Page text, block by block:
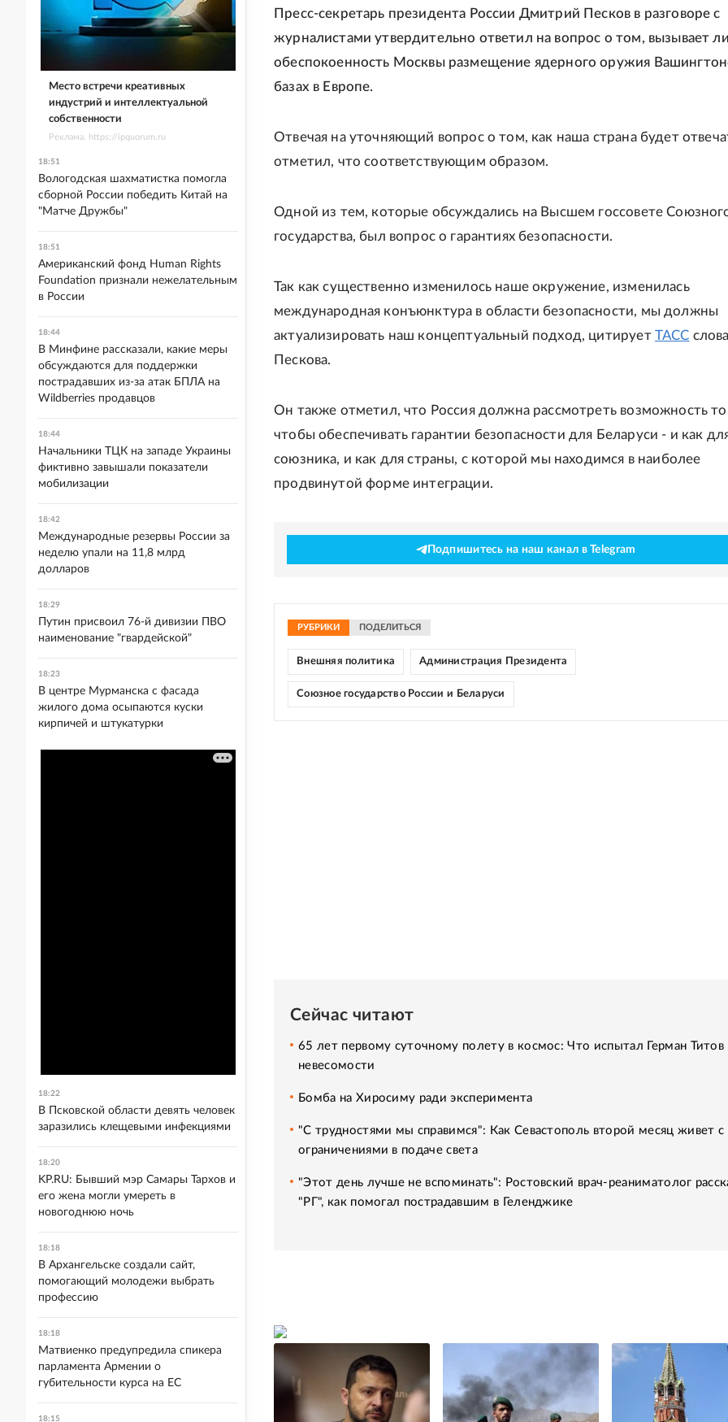
Пресс-секретарь президента России Дмитрий Песков в разговоре с
журналистами утвердительно ответил на вопрос о том, вызывает
обеспокоенность Москвы размещение ядерного оружия
базах в Европе.
Отвечая на уточняющий вопрос о том, как наша страна будет
отметил, что соответствующим образом.
Одной из тем, которые обсуждались на Высшем госсовете
государства, был вопрос о гарантиях безопасности.
Так как существенно изменилось наше окружение, изменилась
международная конъюнктура в области безопасности, мы должны
актуализировать наш концептуальный подход, цитирует ТАСС
Пескова.
Он также отметил, что Россия должна рассмотреть возможность
чтобы обеспечивать гарантии безопасности для Беларуси - и как
союзника, и как для страны, с которой мы находимся в наиболее
продвинутой форме интеграции.
Подпишитесь на наш канал в Telegram
РУБРИКИ ПОДЕЛИТЬСЯ
Внешняя политика Администрация Президента
Союзное государство России и Беларуси
Сейчас читают
65 лет первому суточному полету в космос: Что испытал Герман Титов
невесомости
Бомба на Хиросиму ради эксперимента
"С трудностями мы справимся": Как Севастополь второй месяц живет с
ограничениями в подаче света
"Этот день лучше не вспоминать": Ростовский врач-реаниматолог
"РГ", как помогал пострадавшим в Геленджике
Место встречи креативных
индустрий и интеллектуальной
собственности
Реклама. https://ipquorum.ru
18:51
Вологодская шахматистка помогла
сборной России победить Китай на
"Матче Дружбы"
18:51
Американский фонд Human Rights
Foundation признали нежелательным
в России
18:44
В Минфине рассказали, какие меры
обсуждаются для поддержки
пострадавших из-за атак БПЛА на
Wildberries продавцов
18:44
Начальники ТЦК на западе Украины
фиктивно завышали показатели
мобилизации
18:42
Международные резервы России за
неделю упали на 11,8 млрд
долларов
18:29
Путин присвоил 76-й дивизии ПВО
наименование "гвардейской"
18:23
В центре Мурманска с фасада
жилого дома осыпаются куски
кирпичей и штукатурки
18:22
В Псковской области девять человек
заразились клещевыми инфекциями
18:20
KP.RU: Бывший мэр Самары Тархов и
его жена могли умереть в
новогоднюю ночь
18:18
В Архангельске создали сайт,
помогающий молодежи выбрать
профессию
18:18
Матвиенко предупредила спикера
парламента Армении о
губительности курса на ЕС
18:15